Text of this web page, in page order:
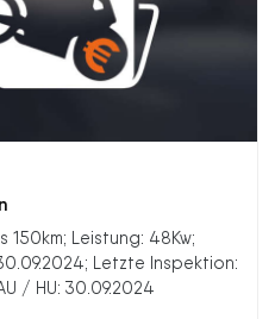
150km; Leistung: 48Kw;
Letzte Inspektion:
/ HU: 30.09.2024